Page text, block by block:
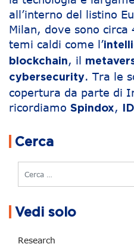
all’interno del listino
Milan, dove sono
temi caldi come l’
blockchain, il
cybersecurity. Tra le
copertura da parte di
ricordiamo Spindox,
Cerca
Cerca
Vedi solo
Research